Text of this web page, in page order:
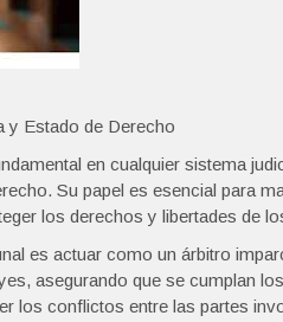
y Estado de Derecho
en cualquier sistema
Su papel es esencial para
los derechos y libertades de
es actuar como un árbitro
asegurando que se cumplan
los conflictos entre las partes